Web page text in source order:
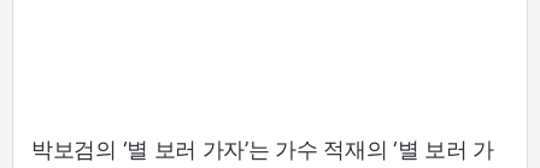
박보검의 ‘별 보러 가자’는 가수 적재의 ‘별 보러 가